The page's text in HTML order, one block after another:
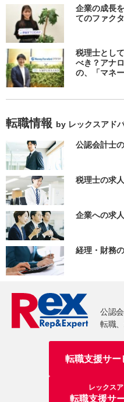
企業の成長
てのファク
税理士とし
べき？アナ
の、「マネ
転職情報 by レックスアド
公認会計士
税理士の求
企業への求
経理・財務
転職支援サー
レックス
転職支援サ